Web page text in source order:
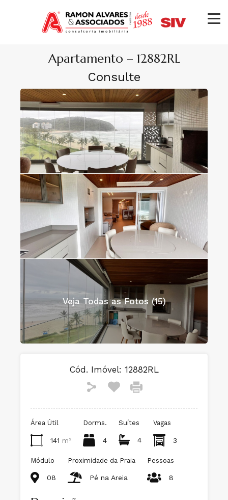
Apartamento – 12882RL
Consulte
Veja Todas as Fotos (15)
Cód. Imóvel: 12882RL
Dorms.
4
Vagas
3
Área Útil
141 m²
Suítes
4
Módulo
08
Proximidade da Praia
Pé na Areia
Pessoas
8